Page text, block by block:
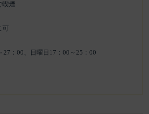
喫煙
可
27：00、日曜日17：00～25：00